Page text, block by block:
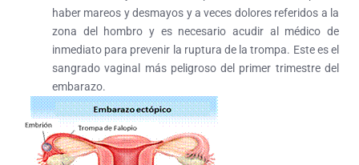
haber mareos y desmayos y a veces dolores referidos a la
zona del hombro y es necesario acudir al médico de
inmediato para prevenir la ruptura de la trompa. Este es el
sangrado vaginal más peligroso del primer trimestre del
embarazo.